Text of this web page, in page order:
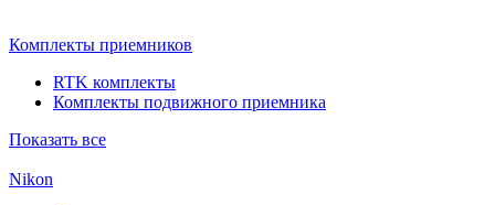
Комплекты приемников
RTK комплекты
Комплекты подвижного приемника
Показать все
Nikon